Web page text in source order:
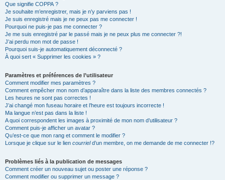
Que signifie COPPA ?
Je souhaite m’enregistrer, mais je n’y parviens pas !
Je suis enregistré mais je ne peux pas me connecter !
Pourquoi ne puis-je pas me connecter ?
Je me suis enregistré par le passé mais je ne peux plus me connecter ?!
J’ai perdu mon mot de passe !
Pourquoi suis-je automatiquement déconnecté ?
À quoi sert « Supprimer les cookies » ?
Paramètres et préférences de l’utilisateur
Comment modifier mes paramètres ?
Comment empêcher mon nom d’apparaître dans la liste des membres connectés ?
Les heures ne sont pas correctes !
J’ai changé mon fuseau horaire et l’heure est toujours incorrecte !
Ma langue n’est pas dans la liste !
A quoi correspondent les images à proximité de mon nom d’utilisateur ?
Comment puis-je afficher un avatar ?
Qu’est-ce que mon rang et comment le modifier ?
Lorsque je clique sur le lien courrield’un membre, on me demande de me connecter !?
Problèmes liés à la publication de messages
Comment créer un nouveau sujet ou poster une réponse ?
Comment modifier ou supprimer un message ?